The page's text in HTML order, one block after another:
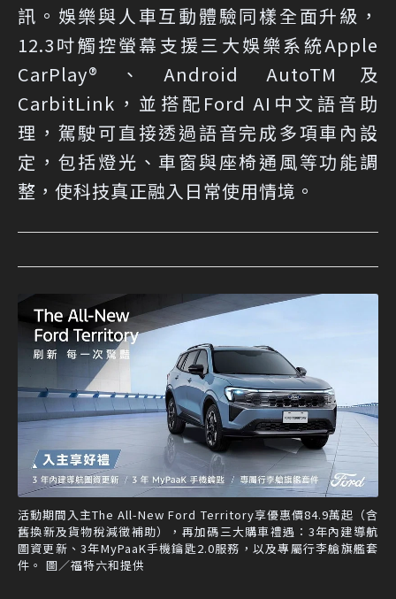
訊。娛樂與人車互動體驗同樣全面升級，
12.3吋觸控螢幕支援三大娛樂系統Apple
CarPlay®、Android AutoTM及
CarbitLink，並搭配Ford AI中文語音助
理，駕駛可直接透過語音完成多項車內設
定，包括燈光、車窗與座椅通風等功能調
整，使科技真正融入日常使用情境。
活動期間入主The All-New Ford Territory享優惠價84.9萬起（含
舊換新及貨物稅減徵補助），再加碼三大購車禮遇：3年內建導航
圖資更新、3年MyPaaK手機鑰匙2.0服務，以及專屬行李艙旗艦套
件。 圖／福特六和提供